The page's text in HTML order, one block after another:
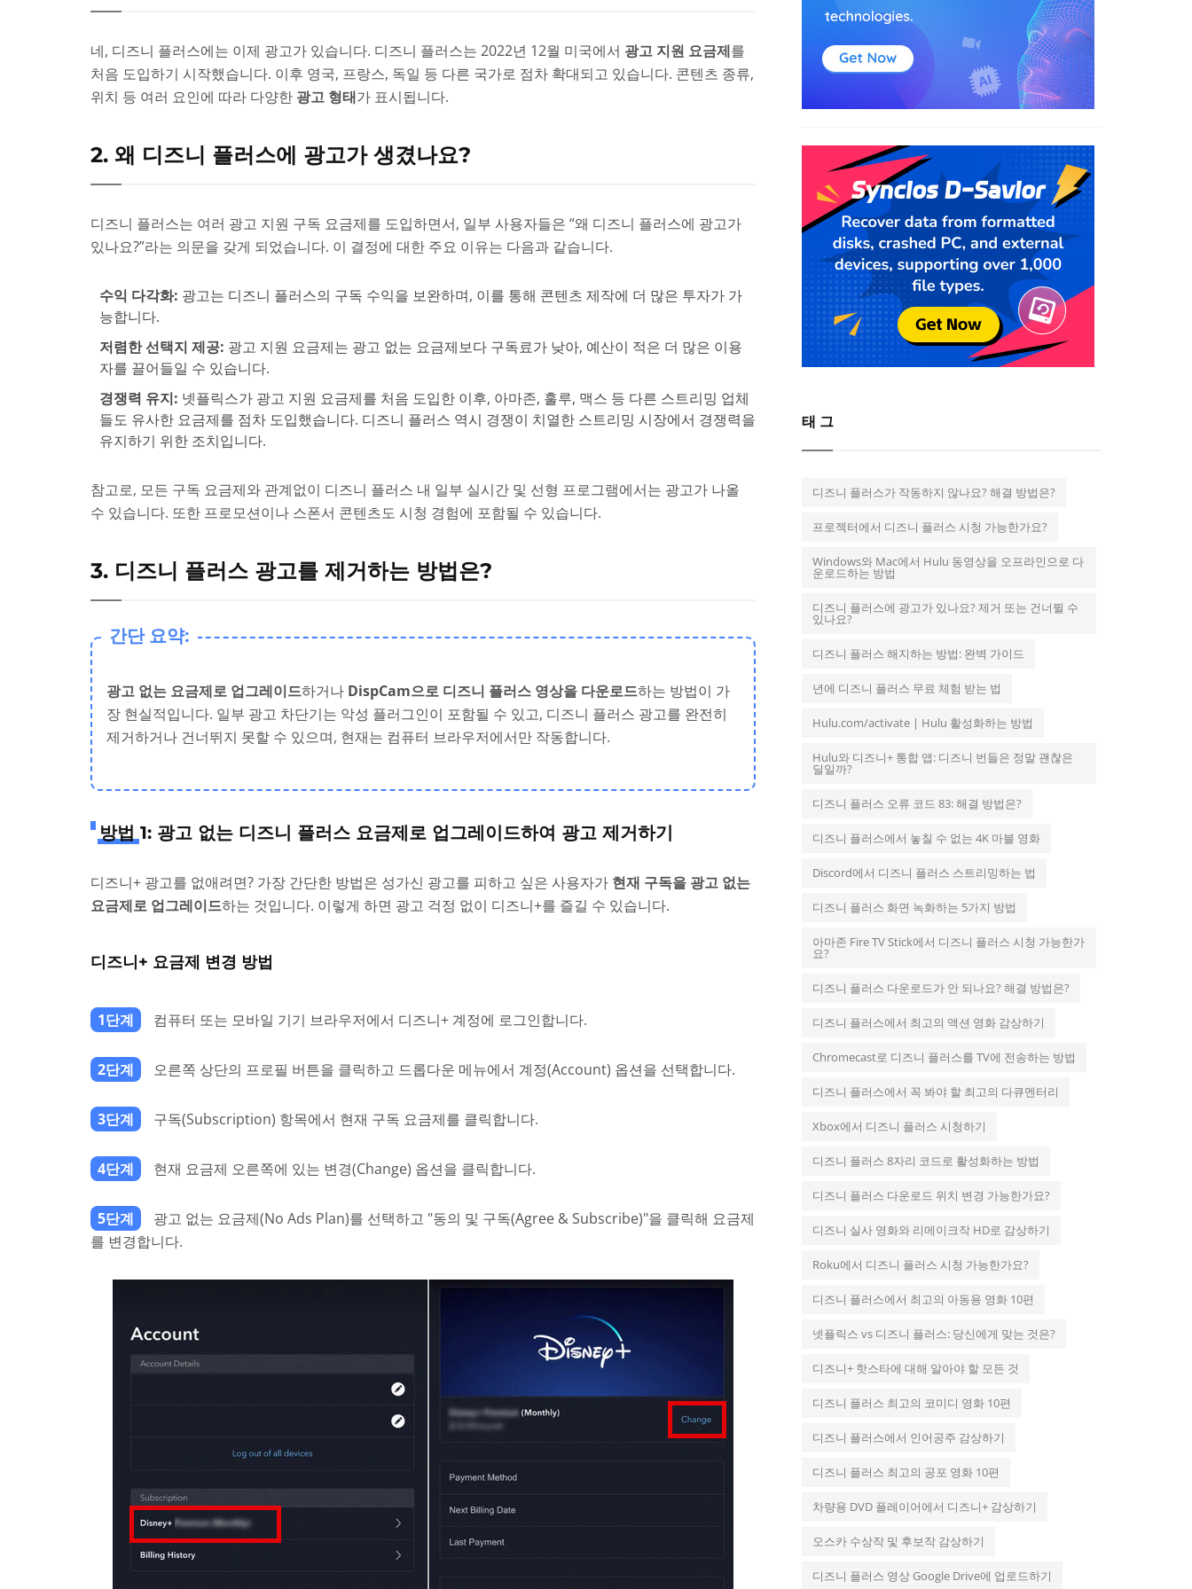
네, 디즈니 플러스에는 이제 광고가 있습니다. 디즈니 플러스는 2022년 12월 미국에서 광고 지원 요금제를
처음 도입하기 시작했습니다. 이후 영국, 프랑스, 독일 등 다른 국가로 점차 확대되고 있습니다. 콘텐츠 종류,
위치 등 여러 요인에 따라 다양한 광고 형태가 표시됩니다.
2. 왜 디즈니 플러스에 광고가 생겼나요?
디즈니 플러스는 여러 광고 지원 구독 요금제를 도입하면서, 일부 사용자들은 “왜 디즈니 플러스에 광고가
있나요?”라는 의문을 갖게 되었습니다. 이 결정에 대한 주요 이유는 다음과 같습니다.
수익 다각화: 광고는 디즈니 플러스의 구독 수익을 보완하며, 이를 통해 콘텐츠 제작에 더 많은 투자가 가
능합니다.
저렴한 선택지 제공: 광고 지원 요금제는 광고 없는 요금제보다 구독료가 낮아, 예산이 적은 더 많은 이용
자를 끌어들일 수 있습니다.
경쟁력 유지: 넷플릭스가 광고 지원 요금제를 처음 도입한 이후, 아마존, 훌루, 맥스 등 다른 스트리밍 업체
들도 유사한 요금제를 점차 도입했습니다. 디즈니 플러스 역시 경쟁이 치열한 스트리밍 시장에서 경쟁력을
유지하기 위한 조치입니다.
참고로, 모든 구독 요금제와 관계없이 디즈니 플러스 내 일부 실시간 및 선형 프로그램에서는 광고가 나올
수 있습니다. 또한 프로모션이나 스폰서 콘텐츠도 시청 경험에 포함될 수 있습니다.
3. 디즈니 플러스 광고를 제거하는 방법은?
간단 요약:
광고 없는 요금제로 업그레이드하거나 DispCam으로 디즈니 플러스 영상을 다운로드하는 방법이 가
장 현실적입니다. 일부 광고 차단기는 악성 플러그인이 포함될 수 있고, 디즈니 플러스 광고를 완전히
제거하거나 건너뛰지 못할 수 있으며, 현재는 컴퓨터 브라우저에서만 작동합니다.
방법 1: 광고 없는 디즈니 플러스 요금제로 업그레이드하여 광고 제거하기
디즈니+ 광고를 없애려면? 가장 간단한 방법은 성가신 광고를 피하고 싶은 사용자가 현재 구독을 광고 없는
요금제로 업그레이드하는 것입니다. 이렇게 하면 광고 걱정 없이 디즈니+를 즐길 수 있습니다.
디즈니+ 요금제 변경 방법
1단계 컴퓨터 또는 모바일 기기 브라우저에서 디즈니+ 계정에 로그인합니다.
2단계 오른쪽 상단의 프로필 버튼을 클릭하고 드롭다운 메뉴에서 계정(Account) 옵션을 선택합니다.
3단계 구독(Subscription) 항목에서 현재 구독 요금제를 클릭합니다.
4단계 현재 요금제 오른쪽에 있는 변경(Change) 옵션을 클릭합니다.
5단계
광고 없는 요금제(No Ads Plan)를 선택하고 "동의 및 구독(Agree & Subscribe)"을 클릭해 요금제
를 변경합니다.
태그
디즈니 플러스가 작동하지 않나요? 해결 방법은?
프로젝터에서 디즈니 플러스 시청 가능한가요?
Windows와 Mac에서 Hulu 동영상을 오프라인으로 다
운로드하는 방법
디즈니 플러스에 광고가 있나요? 제거 또는 건너뛸 수
있나요?
디즈니 플러스 해지하는 방법: 완벽 가이드
년에 디즈니 플러스 무료 체험 받는 법
Hulu.com/activate | Hulu 활성화하는 방법
Hulu와 디즈니+ 통합 앱: 디즈니 번들은 정말 괜찮은
딜일까?
디즈니 플러스 오류 코드 83: 해결 방법은?
디즈니 플러스에서 놓칠 수 없는 4K 마블 영화
Discord에서 디즈니 플러스 스트리밍하는 법
디즈니 플러스 화면 녹화하는 5가지 방법
아마존 Fire TV Stick에서 디즈니 플러스 시청 가능한가
요?
디즈니 플러스 다운로드가 안 되나요? 해결 방법은?
디즈니 플러스에서 최고의 액션 영화 감상하기
Chromecast로 디즈니 플러스를 TV에 전송하는 방법
디즈니 플러스에서 꼭 봐야 할 최고의 다큐멘터리
Xbox에서 디즈니 플러스 시청하기
디즈니 플러스 8자리 코드로 활성화하는 방법
디즈니 플러스 다운로드 위치 변경 가능한가요?
디즈니 실사 영화와 리메이크작 HD로 감상하기
Roku에서 디즈니 플러스 시청 가능한가요?
디즈니 플러스에서 최고의 아동용 영화 10편
넷플릭스 vs 디즈니 플러스: 당신에게 맞는 것은?
디즈니+ 핫스타에 대해 알아야 할 모든 것
디즈니 플러스 최고의 코미디 영화 10편
디즈니 플러스에서 인어공주 감상하기
디즈니 플러스 최고의 공포 영화 10편
차량용 DVD 플레이어에서 디즈니+ 감상하기
오스카 수상작 및 후보작 감상하기
디즈니 플러스 영상 Google Drive에 업로드하기